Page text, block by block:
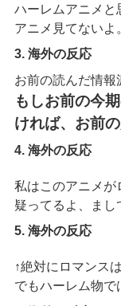
ハーレムアニメと
アニメ見てないよ
3. 海外の反応
お前の読んだ情報
もしお前の今
ければ、お前
4. 海外の反応
私はこのアニメが
疑ってるよ、まし
5. 海外の反応
↑絶対にロマンス
でもハーレム物で